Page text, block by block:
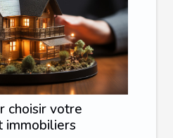
choisir votre
immobiliers